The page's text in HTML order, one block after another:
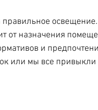
от назначения
и
или мы все привыкли